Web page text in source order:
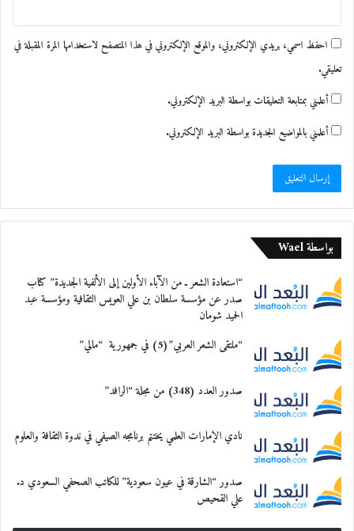
احفظ اسمي، بريدي الإلكتروني، والموقع الإلكتروني في هذا المتصفح لاستخدامها المرة المقبلة في
تعليقي.
أعلمني بمتابعة التعليقات بواسطة البريد الإلكتروني.
أعلمني بالمواضيع الجديدة بواسطة البريد الإلكتروني.
بواسطة Wael
“استعادة الشعر ـ من الآباء الأولين إلى الألفية الجديدة” كتاب
صدر عن مؤسسة سلطان بن علي العويس الثقافية ومؤسسة عبد
الحميد شومان
“ملتقى الشعر العربي”(5) في جمهورية “مالي”
صدور العدد (348) من مجلة “الرافد”
نادي الإمارات العلمي يختتم برنامجه الصيفي في ندوة الثقافة والعلوم
صدور “الشارقة في عيون سعودية” للكاتب الصحفي السعودي د.
علي القحيص